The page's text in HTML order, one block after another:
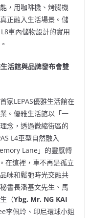
，用咖啡機、烤腸機
正融入生活場景。儲
車內儲物設計的實用
活館與品牌發布會雙
家LEPAS優雅生活館在
。優雅生活館以「一
念，透過微縮街區的
L4車型自然融入
Lane」的靈感轉
在這裡，車不再是孤立
味和鬆弛時光交融共
書長潘基文先生、馬
（Ybg. Mr. NG KAI
李佩玲、印尼環球小姐